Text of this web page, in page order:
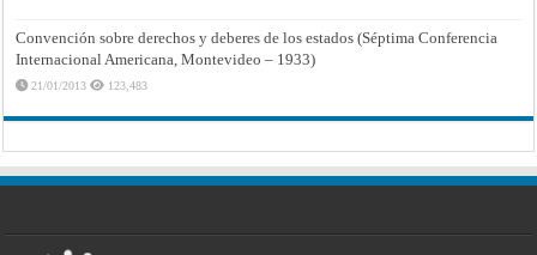
Convención sobre derechos y deberes de los estados (Séptima Conferencia
Internacional Americana, Montevideo – 1933)
21/01/2013 123,483